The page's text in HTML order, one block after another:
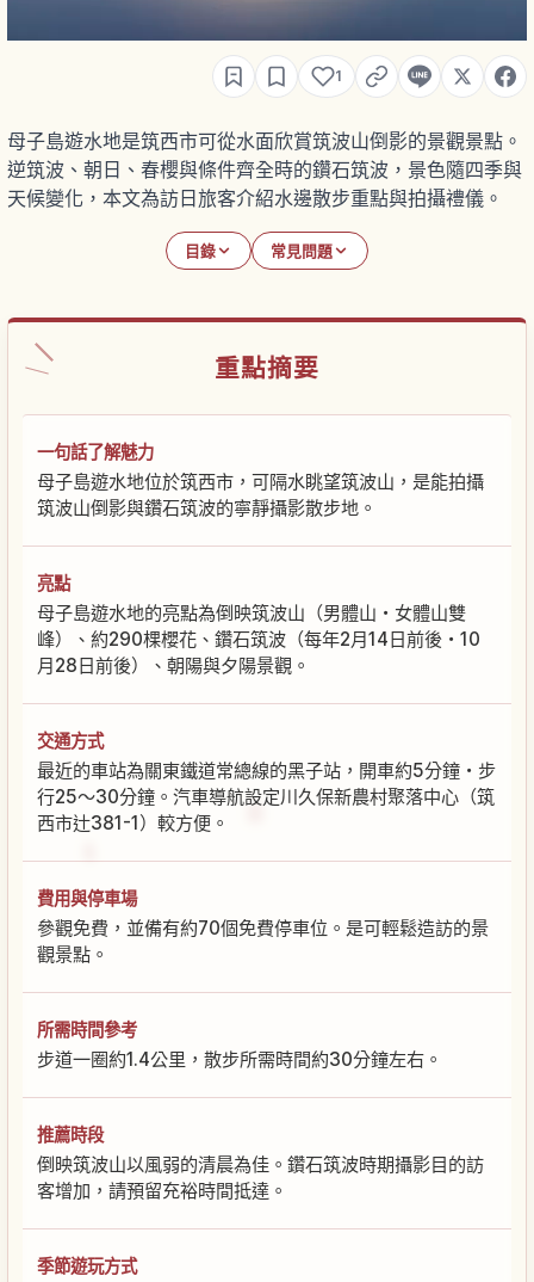
1
母子島遊水地是筑西市可從水面欣賞筑波山倒影的景觀景點。
逆筑波、朝日、春櫻與條件齊全時的鑽石筑波，景色隨四季與
天候變化，本文為訪日旅客介紹水邊散步重點與拍攝禮儀。
目錄 常見問題
重點摘要
一句話了解魅力
母子島遊水地位於筑西市，可隔水眺望筑波山，是能拍攝
筑波山倒影與鑽石筑波的寧靜攝影散步地。
亮點
母子島遊水地的亮點為倒映筑波山（男體山・女體山雙
峰）、約290棵櫻花、鑽石筑波（每年2月14日前後・10
月28日前後）、朝陽與夕陽景觀。
交通方式
最近的車站為關東鐵道常總線的黑子站，開車約5分鐘・步
行25〜30分鐘。汽車導航設定川久保新農村聚落中心（筑
西市辻381-1）較方便。
費用與停車場
參觀免費，並備有約70個免費停車位。是可輕鬆造訪的景
觀景點。
所需時間參考
步道一圈約1.4公里，散步所需時間約30分鐘左右。
推薦時段
倒映筑波山以風弱的清晨為佳。鑽石筑波時期攝影目的訪
客增加，請預留充裕時間抵達。
季節遊玩方式